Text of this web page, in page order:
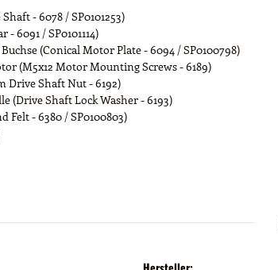
- 6078 / SP0101253)
6091 / SP0101114)
(Conical Motor Plate - 6094 / SP0100798)
(M5x12 Motor Mounting Screws - 6189)
Drive Shaft Nut - 6192)
(Drive Shaft Lock Washer - 6193)
Felt - 6380 / SP0100803)